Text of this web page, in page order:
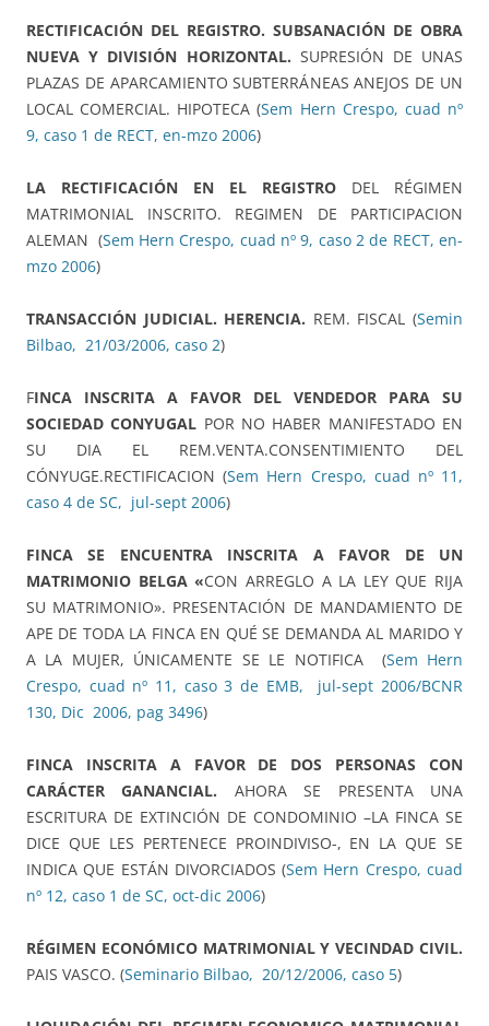
RECTIFICACIÓN DEL REGISTRO. SUBSANACIÓN DE OBRA
NUEVA Y DIVISIÓN HORIZONTAL. SUPRESIÓN DE UNAS
PLAZAS DE APARCAMIENTO SUBTERRÁNEAS ANEJOS DE UN
LOCAL COMERCIAL. HIPOTECA (Sem Hern Crespo, cuad nº
9, caso 1 de RECT, en-mzo 2006)
LA RECTIFICACIÓN EN EL REGISTRO DEL RÉGIMEN
MATRIMONIAL INSCRITO. REGIMEN DE PARTICIPACION
ALEMAN (Sem Hern Crespo, cuad nº 9, caso 2 de RECT, en-
mzo 2006)
TRANSACCIÓN JUDICIAL. HERENCIA. REM. FISCAL (Semin
Bilbao, 21/03/2006, caso 2)
FINCA INSCRITA A FAVOR DEL VENDEDOR PARA SU
SOCIEDAD CONYUGAL POR NO HABER MANIFESTADO EN
SU DIA EL REM.VENTA.CONSENTIMIENTO DEL
CÓNYUGE.RECTIFICACION (Sem Hern Crespo, cuad nº 11,
caso 4 de SC, jul-sept 2006)
FINCA SE ENCUENTRA INSCRITA A FAVOR DE UN
MATRIMONIO BELGA «CON ARREGLO A LA LEY QUE RIJA
SU MATRIMONIO». PRESENTACIÓN DE MANDAMIENTO DE
APE DE TODA LA FINCA EN QUÉ SE DEMANDA AL MARIDO Y
A LA MUJER, ÚNICAMENTE SE LE NOTIFICA (Sem Hern
Crespo, cuad nº 11, caso 3 de EMB, jul-sept 2006/BCNR
130, Dic 2006, pag 3496)
FINCA INSCRITA A FAVOR DE DOS PERSONAS CON
CARÁCTER GANANCIAL. AHORA SE PRESENTA UNA
ESCRITURA DE EXTINCIÓN DE CONDOMINIO –LA FINCA SE
DICE QUE LES PERTENECE PROINDIVISO-, EN LA QUE SE
INDICA QUE ESTÁN DIVORCIADOS (Sem Hern Crespo, cuad
nº 12, caso 1 de SC, oct-dic 2006)
RÉGIMEN ECONÓMICO MATRIMONIAL Y VECINDAD CIVIL.
PAIS VASCO. (Seminario Bilbao, 20/12/2006, caso 5)